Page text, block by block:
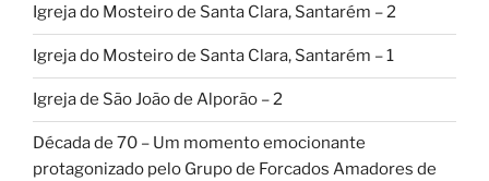
Igreja do Mosteiro de Santa Clara, Santarém – 2
Igreja do Mosteiro de Santa Clara, Santarém – 1
Igreja de São João de Alporão – 2
Década de 70 – Um momento emocionante
protagonizado pelo Grupo de Forcados Amadores de